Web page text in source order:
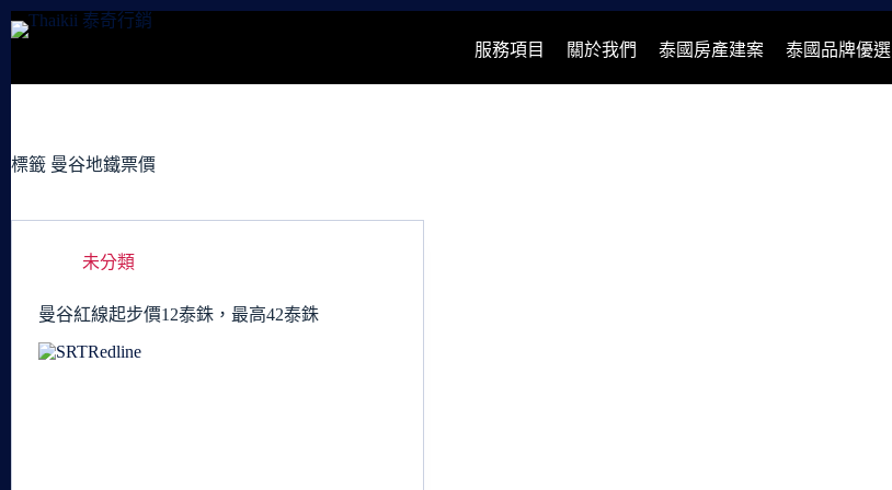
跳
容
服務項目 關於我們 泰國房產建案 泰國品牌優選
標籤 曼谷地鐵票價
未分類
曼谷紅線起步價12泰銖，最高42泰銖